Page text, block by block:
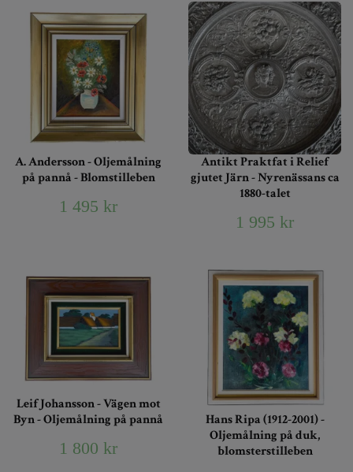
A. Andersson - Oljemålning
på pannå - Blomstilleben
1 495 kr
Antikt Praktfat i Relief
gjutet Järn - Nyrenässans ca
1880-talet
1 995 kr
Leif Johansson - Vägen mot
Byn - Oljemålning på pannå
1 800 kr
Hans Ripa (1912-2001) -
Oljemålning på duk,
blomsterstilleben